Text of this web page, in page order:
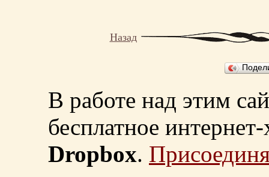
Назад
В работе над этим
бесплатное
Dropbox.